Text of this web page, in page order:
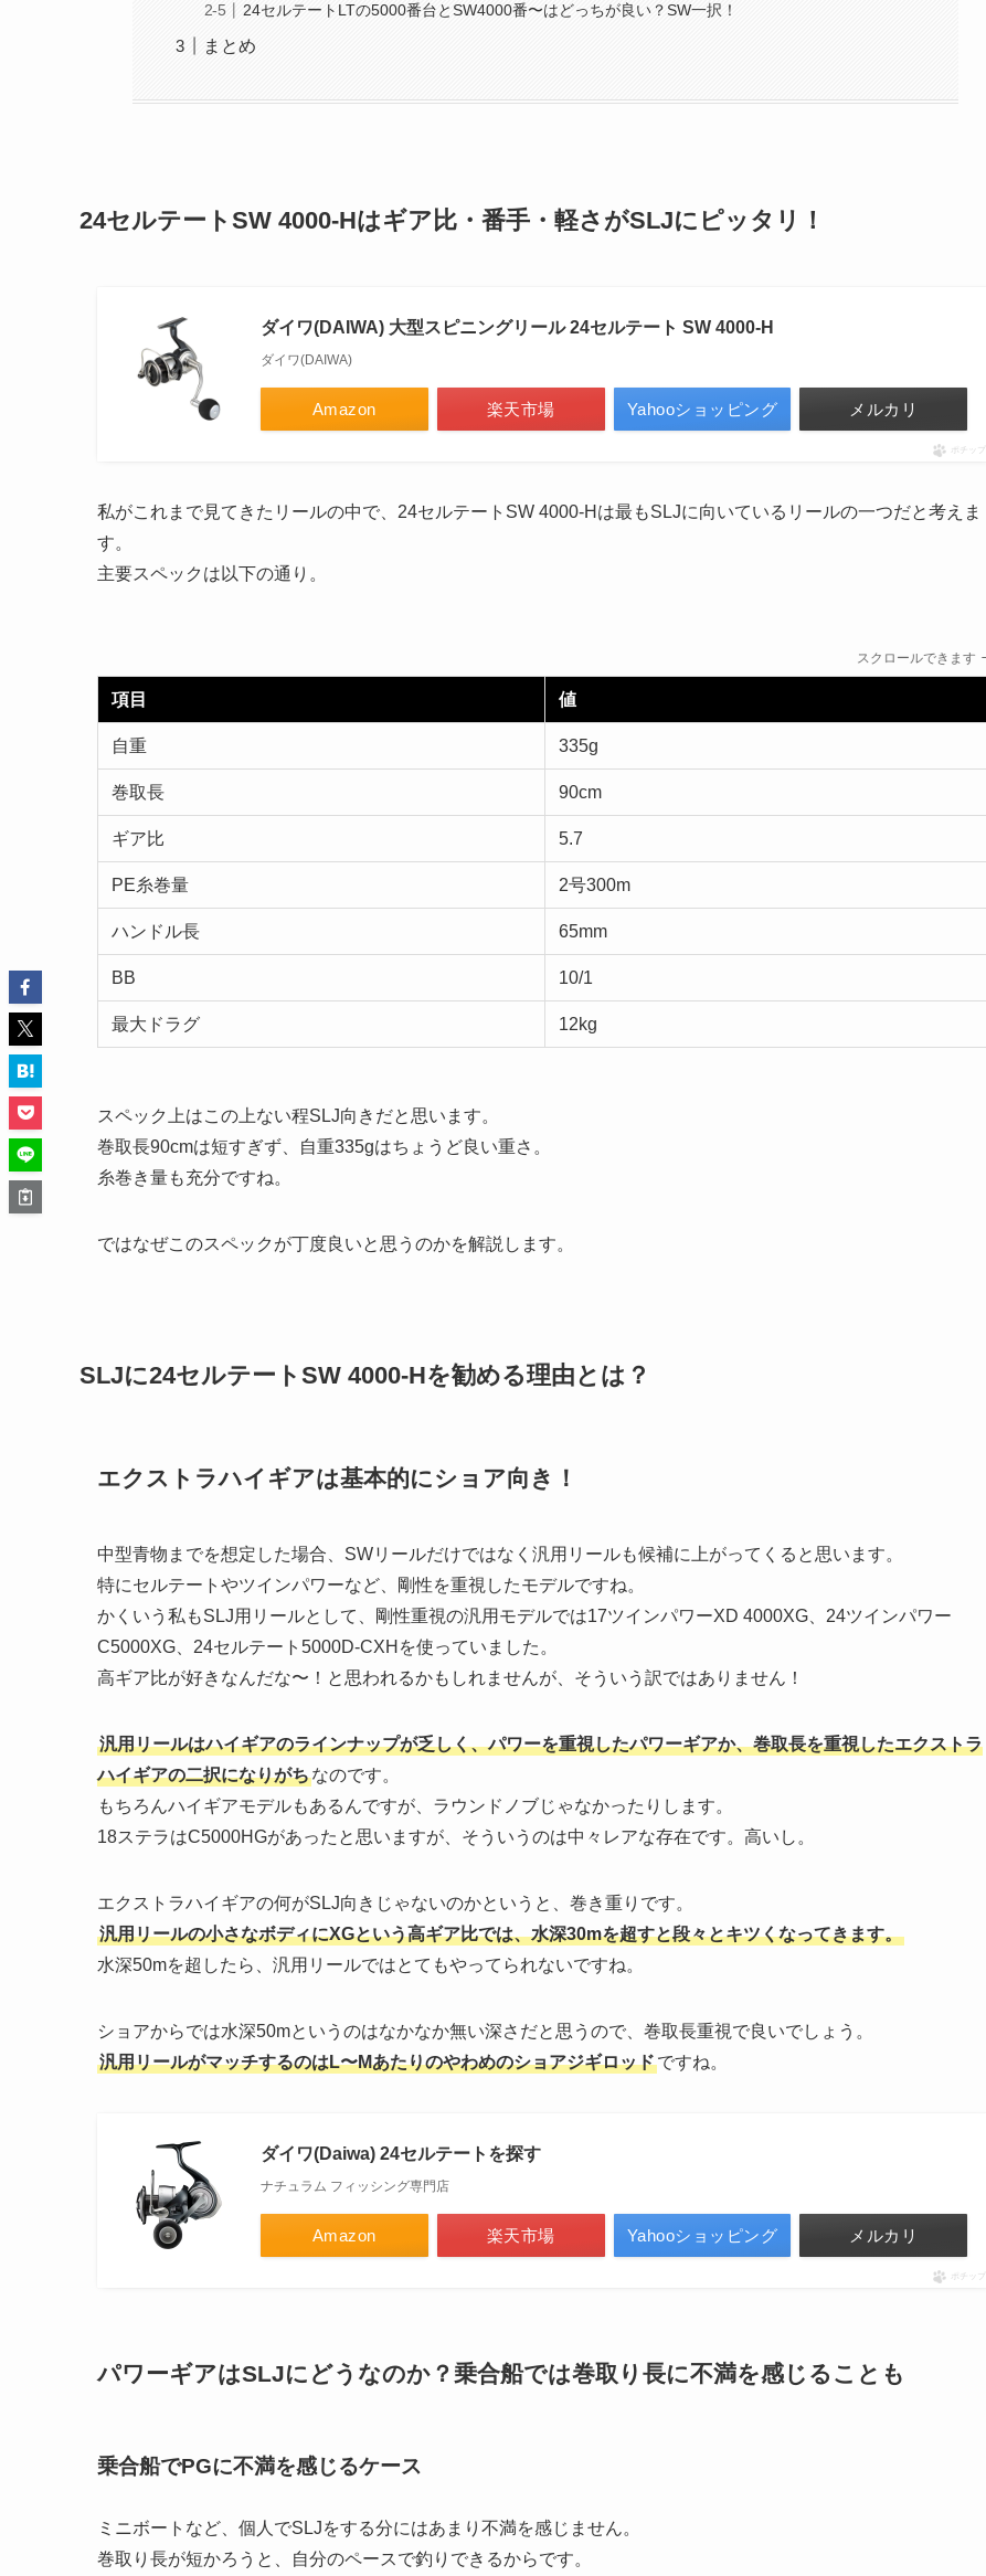
24セルテートLTの5000番台とSW4000番〜はどっちが良い？SW一択！
まとめ
24セルテートSW 4000-Hはギア比・番手・軽さがSLJにピッタリ！
ダイワ(DAIWA) 大型スピニングリール 24セルテート SW 4000-H
ダイワ(DAIWA)
Amazon 楽天市場 Yahooショッピング メルカリ
ポチップ
私がこれまで見てきたリールの中で、24セルテートSW 4000-Hは最もSLJに向いているリールの一つだと考えま
す。
主要スペックは以下の通り。
スクロールできます
項目 値
自重 335g
巻取長 90cm
ギア比 5.7
PE糸巻量 2号300m
ハンドル長 65mm
BB 10/1
最大ドラグ 12kg
スペック上はこの上ない程SLJ向きだと思います。
巻取長90cmは短すぎず、自重335gはちょうど良い重さ。
糸巻き量も充分ですね。
ではなぜこのスペックが丁度良いと思うのかを解説します。
SLJに24セルテートSW 4000-Hを勧める理由とは？
エクストラハイギアは基本的にショア向き！
中型青物までを想定した場合、SWリールだけではなく汎用リールも候補に上がってくると思います。
特にセルテートやツインパワーなど、剛性を重視したモデルですね。
かくいう私もSLJ用リールとして、剛性重視の汎用モデルでは17ツインパワーXD 4000XG、24ツインパワー
C5000XG、24セルテート5000D-CXHを使っていました。
高ギア比が好きなんだな〜！と思われるかもしれませんが、そういう訳ではありません！
汎用リールはハイギアのラインナップが乏しく、パワーを重視したパワーギアか、巻取長を重視したエクストラ
ハイギアの二択になりがちなのです。
もちろんハイギアモデルもあるんですが、ラウンドノブじゃなかったりします。
18ステラはC5000HGがあったと思いますが、そういうのは中々レアな存在です。高いし。
エクストラハイギアの何がSLJ向きじゃないのかというと、巻き重りです。
汎用リールの小さなボディにXGという高ギア比では、水深30mを超すと段々とキツくなってきます。
水深50mを超したら、汎用リールではとてもやってられないですね。
ショアからでは水深50mというのはなかなか無い深さだと思うので、巻取長重視で良いでしょう。
汎用リールがマッチするのはL〜Mあたりのやわめのショアジギロッドですね。
ダイワ(Daiwa) 24セルテートを探す
ナチュラム フィッシング専門店
Amazon 楽天市場 Yahooショッピング メルカリ
ポチップ
パワーギアはSLJにどうなのか？乗合船では巻取り長に不満を感じることも
乗合船でPGに不満を感じるケース
ミニボートなど、個人でSLJをする分にはあまり不満を感じません。
巻取り長が短かろうと、自分のペースで釣りできるからです。